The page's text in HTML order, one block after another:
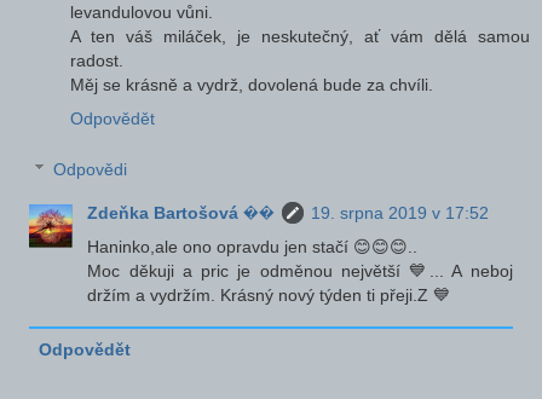
levandulovou vůni.
A ten váš miláček, je neskutečný, ať vám dělá samou
radost.
Měj se krásně a vydrž, dovolená bude za chvíli.
Odpovědět
Odpovědi
Zdeňka Bartošová ��
19. srpna 2019 v 17:52
Haninko,ale ono opravdu jen stačí 😊😊😊..
Moc děkuji a pric je odměnou největší 💙... A neboj
držím a vydržím. Krásný nový týden ti přeji.Z 💙
Odpovědět